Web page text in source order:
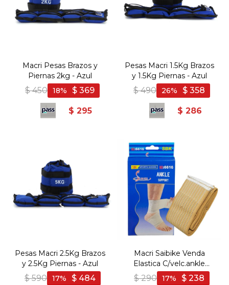
Macri Pesas Brazos y
Piernas 2kg - Azul
$ 450 $ 369
18
$ 295
Pesas Macri 1.5Kg Brazos
y 1.5Kg Piernas - Azul
$ 490 $ 358
26
$ 286
Pesas Macri 2.5Kg Brazos
y 2.5Kg Piernas - Azul
$ 590 $ 484
17
Macri Saibike Venda
Elastica C/velc.ankle
Support - Beige
$ 290 $ 238
17